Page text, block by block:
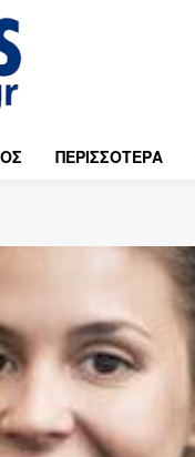
ΠΕΡΙΣΣΟΤΕΡΑ